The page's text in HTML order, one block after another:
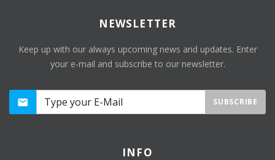
NEWSLETTER
Keep up with our always upcoming news and updates. Enter
your e-mail and subscribe to our newsletter.
SUBSCRIBE
INFO